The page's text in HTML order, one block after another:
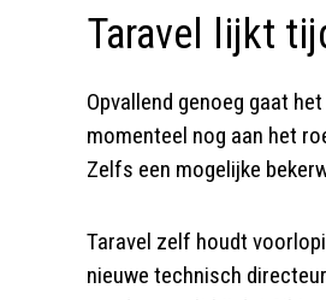
Taravel lijkt
Opvallend genoeg gaat
momenteel nog aan het
Zelfs een mogelijke
Taravel zelf houdt
nieuwe technisch